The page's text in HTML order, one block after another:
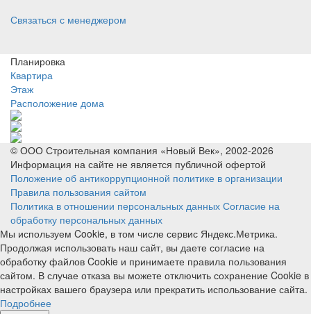
Связаться с менеджером
Планировка
Квартира
Этаж
Расположение дома
© ООО Строительная компания «Новый Век», 2002-2026
Информация на сайте не является публичной офертой
Положение об антикоррупционной политике в организации
Правила пользования сайтом
Политика в отношении персональных данных Согласие на
обработку персональных данных
Мы используем Cookie, в том числе сервис Яндекс.Метрика.
Продолжая использовать наш сайт, вы даете согласие на
обработку файлов Cookie и принимаете правила пользования
сайтом. В случае отказа вы можете отключить сохранение Cookie в
настройках вашего браузера или прекратить использование сайта.
Подробнее